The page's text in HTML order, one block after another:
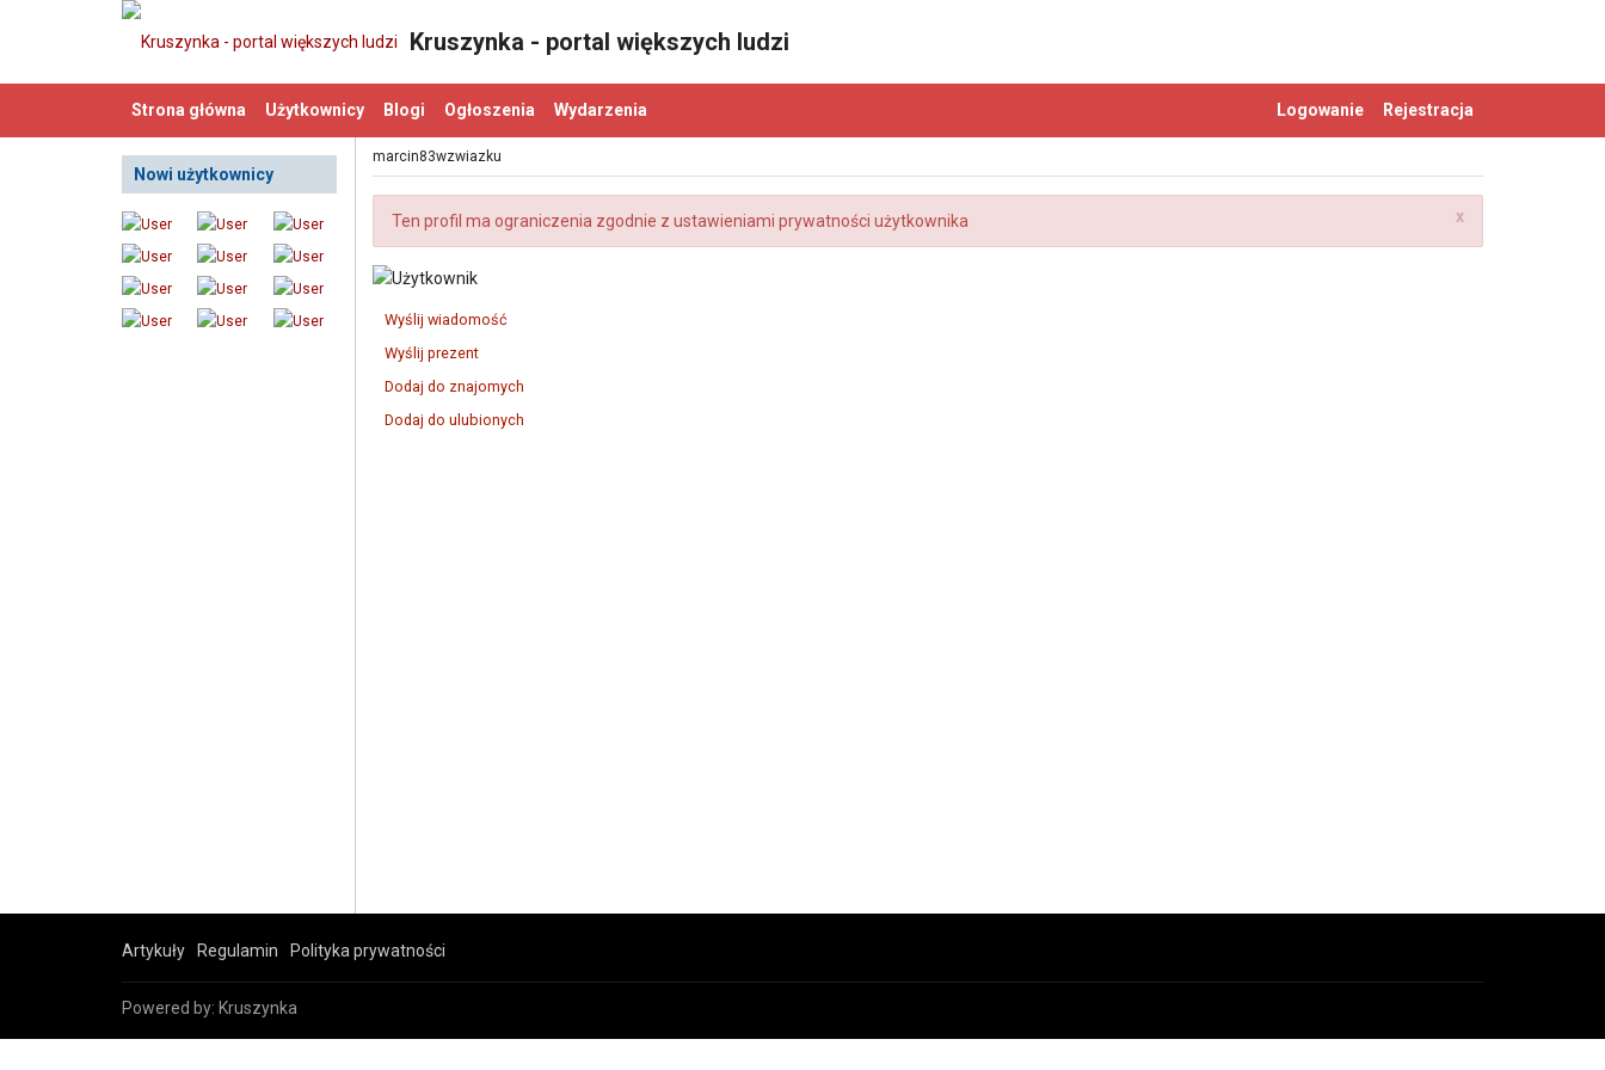
Kruszynka - portal większych ludzi
Rejestracja
Logowanie
Strona główna Użytkownicy Blogi Ogłoszenia Wydarzenia
Nowi użytkownicy
marcin83wzwiazku
x
Ten profil ma ograniczenia zgodnie z ustawieniami prywatności użytkownika
Wyślij wiadomość
Wyślij prezent
Dodaj do znajomych
Dodaj do ulubionych
Artykuły Regulamin Polityka prywatności
Powered by: Kruszynka